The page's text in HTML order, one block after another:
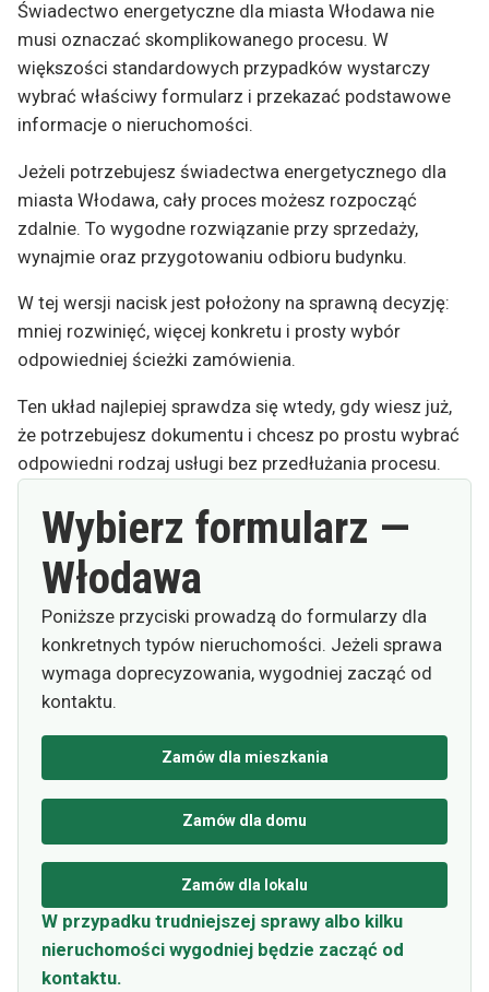
Świadectwo energetyczne dla miasta Włodawa nie
musi oznaczać skomplikowanego procesu. W
większości standardowych przypadków wystarczy
wybrać właściwy formularz i przekazać podstawowe
informacje o nieruchomości.
Jeżeli potrzebujesz świadectwa energetycznego dla
miasta Włodawa, cały proces możesz rozpocząć
zdalnie. To wygodne rozwiązanie przy sprzedaży,
wynajmie oraz przygotowaniu odbioru budynku.
W tej wersji nacisk jest położony na sprawną decyzję:
mniej rozwinięć, więcej konkretu i prosty wybór
odpowiedniej ścieżki zamówienia.
Ten układ najlepiej sprawdza się wtedy, gdy wiesz już,
że potrzebujesz dokumentu i chcesz po prostu wybrać
odpowiedni rodzaj usługi bez przedłużania procesu.
Wybierz formularz —
Włodawa
Poniższe przyciski prowadzą do formularzy dla
konkretnych typów nieruchomości. Jeżeli sprawa
wymaga doprecyzowania, wygodniej zacząć od
kontaktu.
Zamów dla mieszkania
Zamów dla domu
Zamów dla lokalu
W przypadku trudniejszej sprawy albo kilku
nieruchomości wygodniej będzie zacząć od
kontaktu.